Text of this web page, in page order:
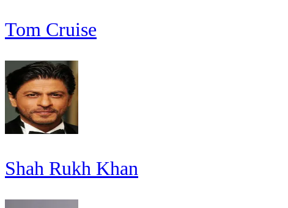
Tom Cruise
Shah Rukh Khan